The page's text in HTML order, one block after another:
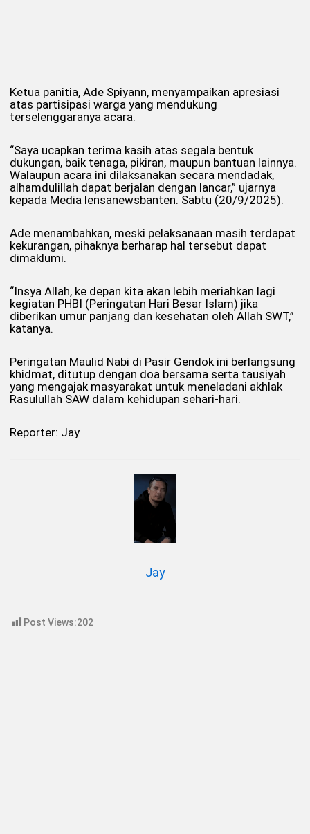
Ketua panitia, Ade Spiyann, menyampaikan apresiasi
atas partisipasi warga yang mendukung
terselenggaranya acara.
“Saya ucapkan terima kasih atas segala bentuk
dukungan, baik tenaga, pikiran, maupun bantuan lainnya.
Walaupun acara ini dilaksanakan secara mendadak,
alhamdulillah dapat berjalan dengan lancar,” ujarnya
kepada Media lensanewsbanten. Sabtu (20/9/2025).
Ade menambahkan, meski pelaksanaan masih terdapat
kekurangan, pihaknya berharap hal tersebut dapat
dimaklumi.
“Insya Allah, ke depan kita akan lebih meriahkan lagi
kegiatan PHBI (Peringatan Hari Besar Islam) jika
diberikan umur panjang dan kesehatan oleh Allah SWT,”
katanya.
Peringatan Maulid Nabi di Pasir Gendok ini berlangsung
khidmat, ditutup dengan doa bersama serta tausiyah
yang mengajak masyarakat untuk meneladani akhlak
Rasulullah SAW dalam kehidupan sehari-hari.
Reporter: Jay
Jay
Post Views:202